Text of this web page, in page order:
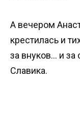
А вечером
крестилась и
за внуков… и за
Славика.